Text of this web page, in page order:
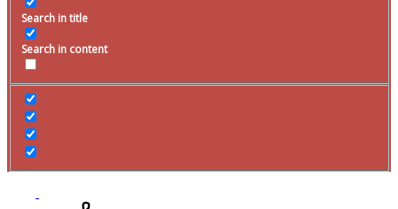
Search in title
Search in content